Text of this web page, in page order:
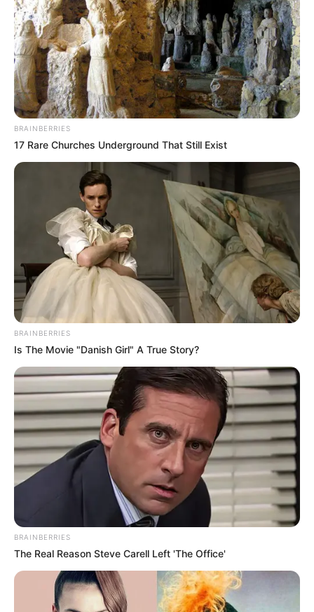
ΔΗΜΟΦΙΛΗ ΑΡΘΡΑ
Μια μάζωξη με μήνυμα από Φρυκτωρίες
Παρασκευή, 30 Σεπτεμβρίου 2022, 18:52
BRAINBERRIES
17 Rare Churches Underground That Still Exist
BRAINBERRIES
Is The Movie "Danish Girl" A True Story?
BRAINBERRIES
The Real Reason Steve Carell Left 'The Office'